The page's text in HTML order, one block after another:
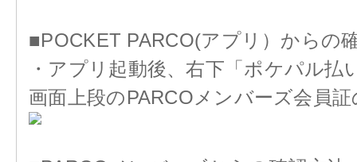
■POCKET PARCO(アプリ）からの
・アプリ起動後、右下「ポケパル払
画面上段のPARCOメンバーズ会員